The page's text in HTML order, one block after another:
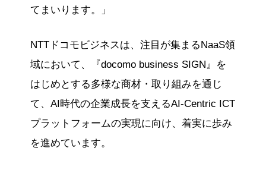
てまいります。」
NTTドコモビジネスは、注目が集まるNaaS領
域において、『docomo business SIGN』を
はじめとする多様な商材・取り組みを通じ
て、AI時代の企業成長を支えるAI-Centric ICT
プラットフォームの実現に向け、着実に歩み
を進めています。